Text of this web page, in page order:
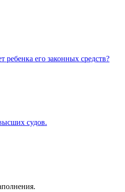
ребенка его законных средств?
судов.